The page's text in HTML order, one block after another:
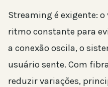
Streaming é exigente:
ritmo constante para
a conexão oscila, o
usuário sente. Com
reduzir variações,